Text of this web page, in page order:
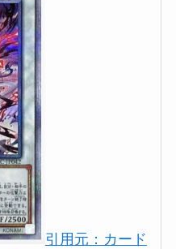
引用元：カード